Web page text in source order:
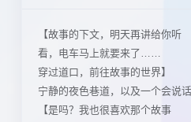
【故事的下文，明天再讲给你听
看，电车马上就要来了……
穿过道口，前往故事的世界】
宁静的夜色巷道，以及一个会说
【是吗？我也很喜欢那个故事